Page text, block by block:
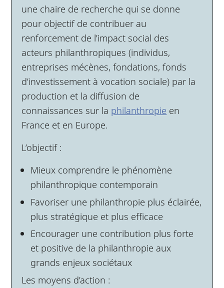
une chaire de recherche qui se donne
pour objectif de contribuer au
renforcement de l’impact social des
acteurs philanthropiques (individus,
entreprises mécènes, fondations, fonds
d’investissement à vocation sociale) par la
production et la diffusion de
connaissances sur la philanthropie en
France et en Europe.
L’objectif :
Mieux comprendre le phénomène
philanthropique contemporain
Favoriser une philanthropie plus éclairée,
plus stratégique et plus efficace
Encourager une contribution plus forte
et positive de la philanthropie aux
grands enjeux sociétaux
Les moyens d’action :